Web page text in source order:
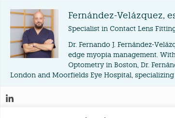
Fernández-Velázquez,
Specialist in Contact Lens
Dr. Fernando J. Fernández-
edge myopia management.
Optometry in Boston, Dr.
London and Moorfields Eye Hospital,